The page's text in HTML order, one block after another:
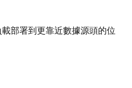
部署到更靠近數據源頭的位